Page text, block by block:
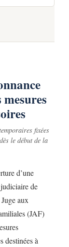
fixées
le début de la
d’une
de
aux
(JAF)
destinées à